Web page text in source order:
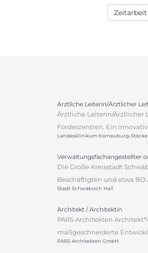
Zeitarbeit
Ärztliche Leiterin/Ärztlicher
Ärztliche Leiterin/Ärztlicher
Förderzentren. Ein
Landesklinikum Korneuburg-
Verwaltungsfachangestellter
Die Große Kreisstadt
Beschäftigten und etwa
Stadt Schwäbisch Hall
Architekt / Architektin
PARS Architekten
maßgeschneiderte
PARS Architekten GmbH